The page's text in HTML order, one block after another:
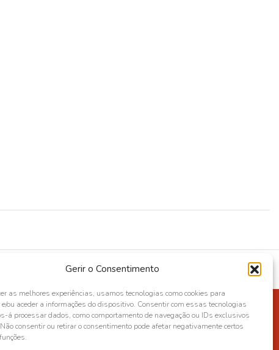
Gerir o Consentimento
as melhores experiências, usamos tecnologias como cookies para
ou aceder a informações do dispositivo. Consentir com essas tecnologias
á processar dados, como comportamento de navegação ou IDs exclusivos
consentir ou retirar o consentimento pode afetar negativamente certos